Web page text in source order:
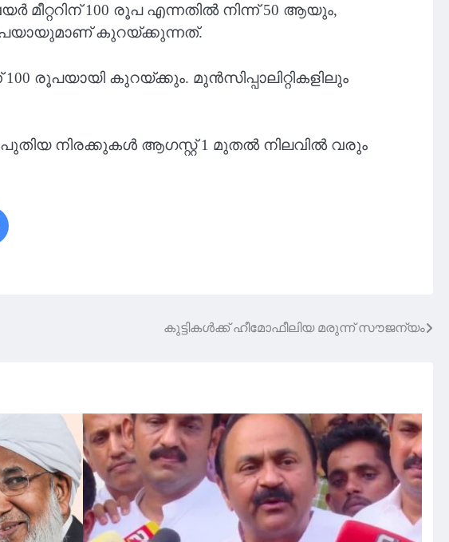
100 രൂപ എന്നതിൽ നിന്ന് 50 ആയും,
രൂപയായുമാണ് കുറയ്ക്കുന്നത്.
രൂപയായി കുറയ്ക്കും. മുൻസിപ്പാലിറ്റികളിലും
പുതിയ നിരക്കുകൾ ആഗസ്റ്റ് 1 മുതൽ നിലവിൽ വരും
കുട്ടികൾക്ക് ഹീമോഫീലിയ മരുന്ന്‌ സൗജന്യം